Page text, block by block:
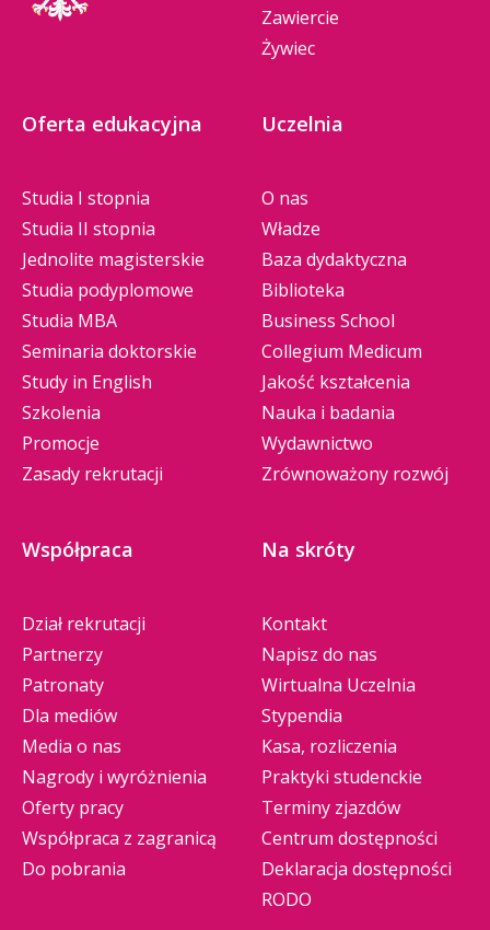
Zawiercie
Żywiec
Oferta edukacyjna
Studia I stopnia
Studia II stopnia
Jednolite magisterskie
Studia podyplomowe
Studia MBA
Seminaria doktorskie
Study in English
Szkolenia
Promocje
Zasady rekrutacji
Uczelnia
O nas
Władze
Baza dydaktyczna
Biblioteka
Business School
Collegium Medicum
Jakość kształcenia
Nauka i badania
Wydawnictwo
Zrównoważony rozwój
Współpraca
Dział rekrutacji
Partnerzy
Patronaty
Dla mediów
Media o nas
Nagrody i wyróżnienia
Oferty pracy
Współpraca z zagranicą
Do pobrania
Na skróty
Kontakt
Napisz do nas
Wirtualna Uczelnia
Stypendia
Kasa, rozliczenia
Praktyki studenckie
Terminy zjazdów
Centrum dostępności
Deklaracja dostępności
RODO